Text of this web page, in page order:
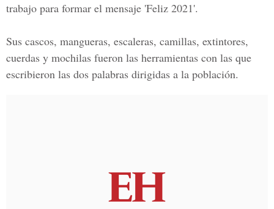
trabajo para formar el mensaje 'Feliz 2021'.
Sus cascos, mangueras, escaleras, camillas, extintores,
cuerdas y mochilas fueron las herramientas con las que
escribieron las dos palabras dirigidas a la población.